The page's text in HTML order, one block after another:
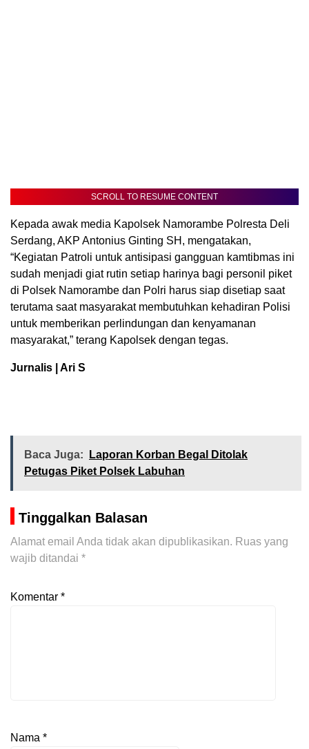
SCROLL TO RESUME CONTENT
Kepada awak media Kapolsek Namorambe Polresta Deli
Serdang, AKP Antonius Ginting SH, mengatakan,
“Kegiatan Patroli untuk antisipasi gangguan kamtibmas ini
sudah menjadi giat rutin setiap harinya bagi personil piket
di Polsek Namorambe dan Polri harus siap disetiap saat
terutama saat masyarakat membutuhkan kehadiran Polisi
untuk memberikan perlindungan dan kenyamanan
masyarakat,” terang Kapolsek dengan tegas.
Jurnalis | Ari S
Baca Juga:
Laporan Korban Begal Ditolak
Petugas Piket Polsek Labuhan
Tinggalkan Balasan
Alamat email Anda tidak akan dipublikasikan. Ruas yang
wajib ditandai *
Komentar *
Nama *